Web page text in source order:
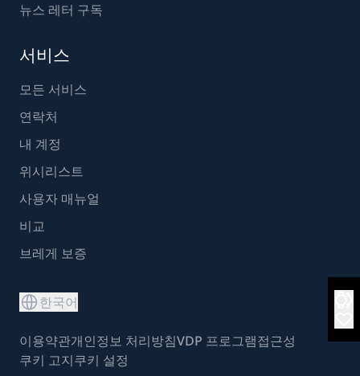
뉴스 레터 구독
서비스
모든 서비스
연락처
내 계정
위시리스트
사용자 매뉴얼
비교
브레게 보증
한국어
이용약관개인정보 처리방침VDP 프로그램접근성
쿠키 고지쿠키 설정